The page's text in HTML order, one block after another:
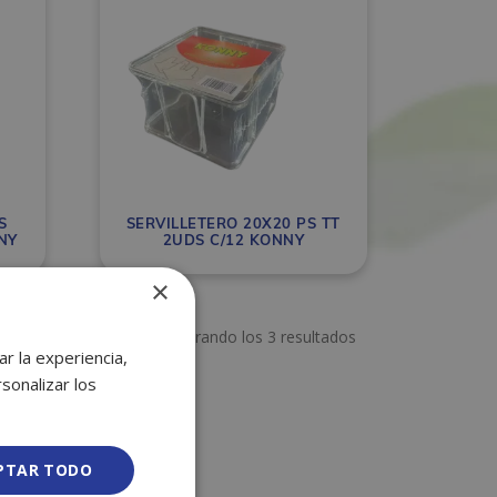
SERVILLETERO 20X20 PS TT
2UDS C/12 KONNY
Mostrando los 3 resultados
×
la experiencia,
los
TODO